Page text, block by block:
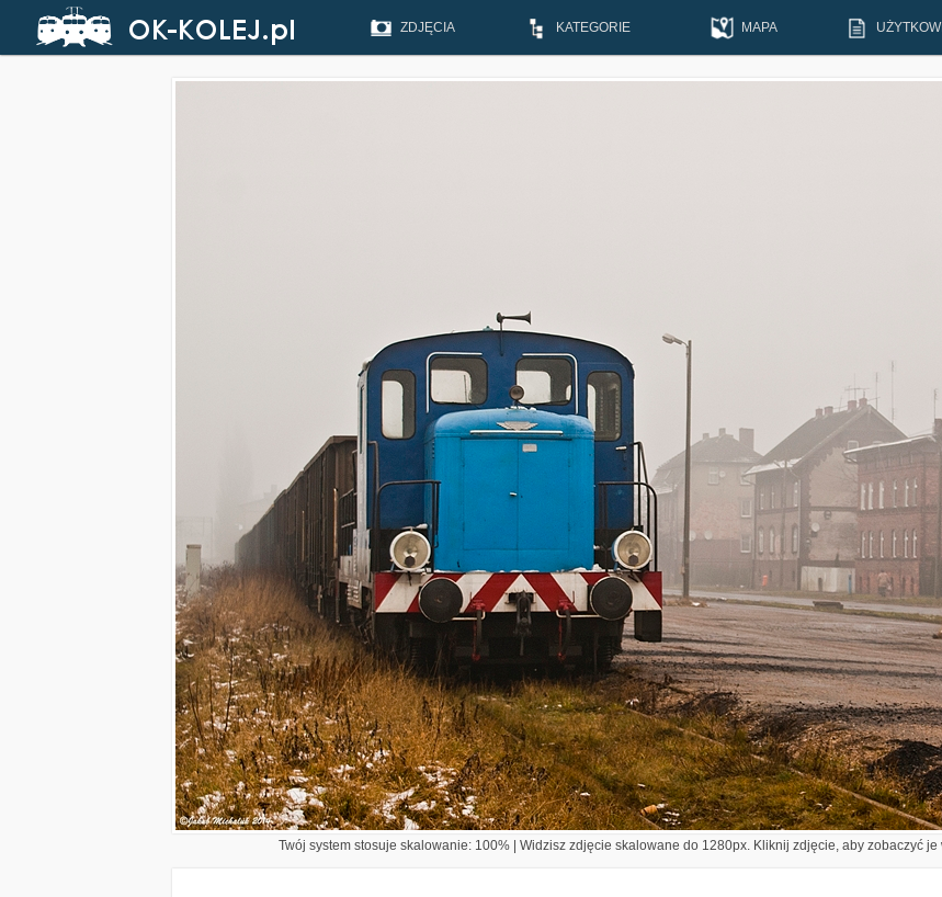
ZDJĘCIA KATEGORIE MAPA
Twój system stosuje skalowanie: 100% | Widzisz zdjęcie skalowane do 1280px. Kliknij zdjęcie, aby zobaczyć